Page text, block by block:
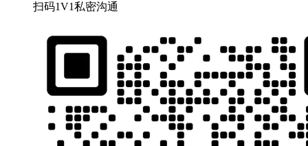
扫码1V1私密沟通